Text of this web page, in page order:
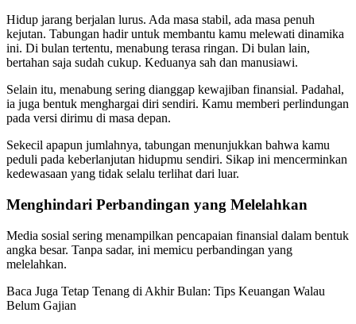
Hidup jarang berjalan lurus. Ada masa stabil, ada masa penuh
kejutan. Tabungan hadir untuk membantu kamu melewati dinamika
ini. Di bulan tertentu, menabung terasa ringan. Di bulan lain,
bertahan saja sudah cukup. Keduanya sah dan manusiawi.
Selain itu, menabung sering dianggap kewajiban finansial. Padahal,
ia juga bentuk menghargai diri sendiri. Kamu memberi perlindungan
pada versi dirimu di masa depan.
Sekecil apapun jumlahnya, tabungan menunjukkan bahwa kamu
peduli pada keberlanjutan hidupmu sendiri. Sikap ini mencerminkan
kedewasaan yang tidak selalu terlihat dari luar.
Menghindari Perbandingan yang Melelahkan
Media sosial sering menampilkan pencapaian finansial dalam bentuk
angka besar. Tanpa sadar, ini memicu perbandingan yang
melelahkan.
Baca Juga Tetap Tenang di Akhir Bulan: Tips Keuangan Walau
Belum Gajian